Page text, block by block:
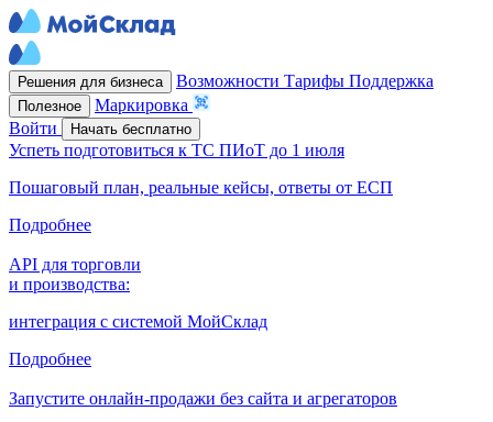
Решения для бизнеса Возможности Тарифы Поддержка
Полезное
Маркировка
Войти
Начать бесплатно
Успеть подготовиться к ТС ПИоТ до 1 июля
Пошаговый план, реальные кейсы, ответы от ЕСП
Подробнее
API для торговли
и производства:
интеграция с системой МойСклад
Подробнее
Запустите онлайн-продажи без сайта и агрегаторов